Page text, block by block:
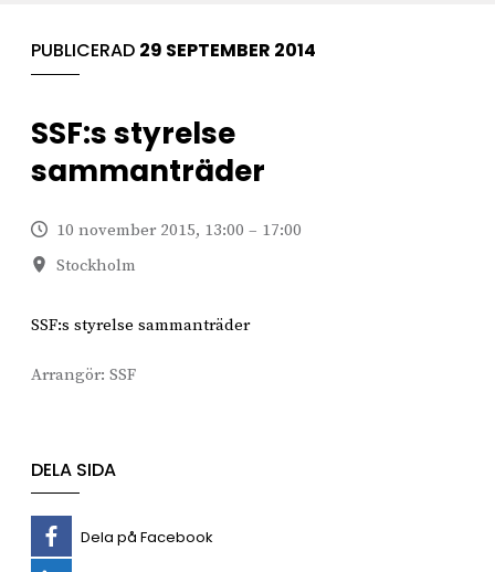
PUBLICERAD 29 SEPTEMBER 2014
SSF:s styrelse
sammanträder
10 november 2015, 13:00 – 17:00
Stockholm
SSF:s styrelse sammanträder
Arrangör: SSF
DELA SIDA
Dela på Facebook